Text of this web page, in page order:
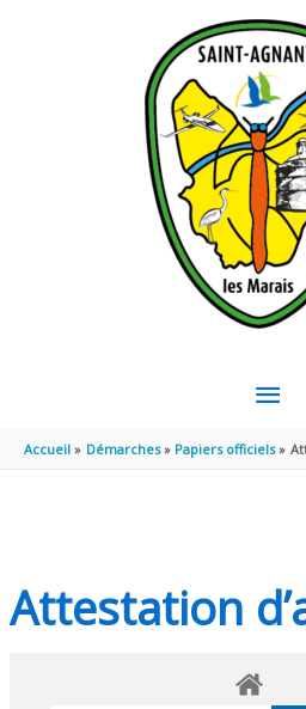
MENU
Accueil Démarches Papiers officiels
Attestation